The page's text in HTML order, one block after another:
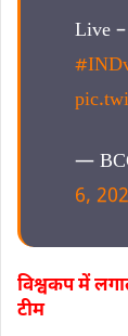
Live –
—
6,
विश्वकप में
टीम